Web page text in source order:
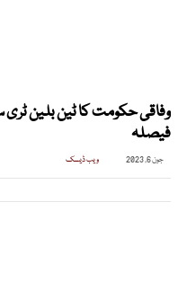
وفاقی حکومت کا ٹین بلین
فیصلہ
جون 6, 2023 ویب ڈیسک